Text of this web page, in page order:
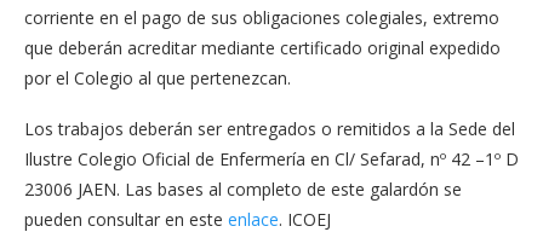
corriente en el pago de sus obligaciones colegiales, extremo
que deberán acreditar mediante certificado original expedido
por el Colegio al que pertenezcan.
Los trabajos deberán ser entregados o remitidos a la Sede del
Ilustre Colegio Oficial de Enfermería en Cl/ Sefarad, nº 42 –1º D
23006 JAEN. Las bases al completo de este galardón se
pueden consultar en este enlace. ICOEJ